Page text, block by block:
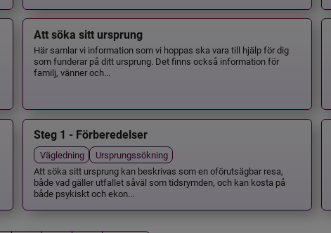
Att söka sitt ursprung
Här samlar vi information som vi hoppas ska vara till hjälp för dig
som funderar på ditt ursprung. Det finns också information för
familj, vänner och...
Steg 1 - Förberedelser
Vägledning
Ursprungssökning
Att söka sitt ursprung kan beskrivas som en oförutsägbar resa,
både vad gäller utfallet såväl som tidsrymden, och kan kosta på
både psykiskt och ekon...